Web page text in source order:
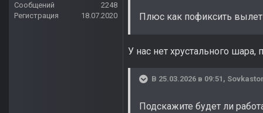
Сообщений
2248
Регистрация
18.07.2020 Плюс как пофиксить
У нас нет хрустального
В 25.03.2026 в 09:51,
Подскажите будет ли